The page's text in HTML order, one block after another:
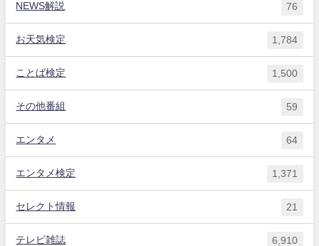
NEWS解説 76
お天気検定 1,784
ことば検定 1,500
その他番組 59
エンタメ 64
エンタメ検定 1,371
セレクト情報 21
テレビ雑誌 6,910